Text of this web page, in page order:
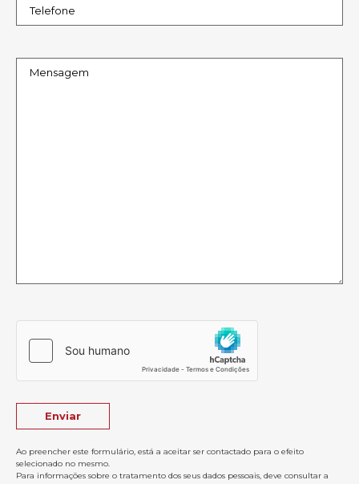
Ao preencher este formulário, está a aceitar ser contactado para o efeito
selecionado no mesmo.
Para informações sobre o tratamento dos seus dados pessoais, deve consultar a